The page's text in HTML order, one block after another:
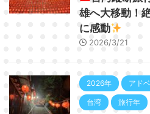
雄へ大移動！
に感動
2026/3/21
2026年 アド
台湾 旅行年